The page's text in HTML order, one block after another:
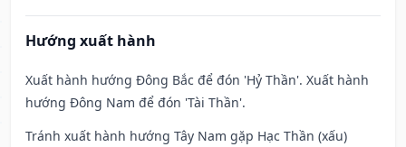
Hướng xuất hành
Xuất hành hướng Đông Bắc để đón 'Hỷ Thần'. Xuất hành
hướng Đông Nam để đón 'Tài Thần'.
Tránh xuất hành hướng Tây Nam gặp Hạc Thần (xấu)